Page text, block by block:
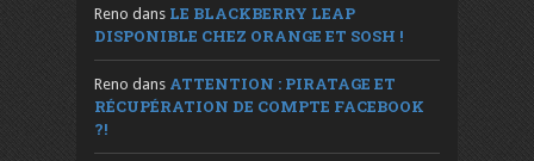
Reno dans LE BLACKBERRY LEAP
DISPONIBLE CHEZ ORANGE ET SOSH !
Reno dans ATTENTION : PIRATAGE ET
RÉCUPÉRATION DE COMPTE FACEBOOK
?!